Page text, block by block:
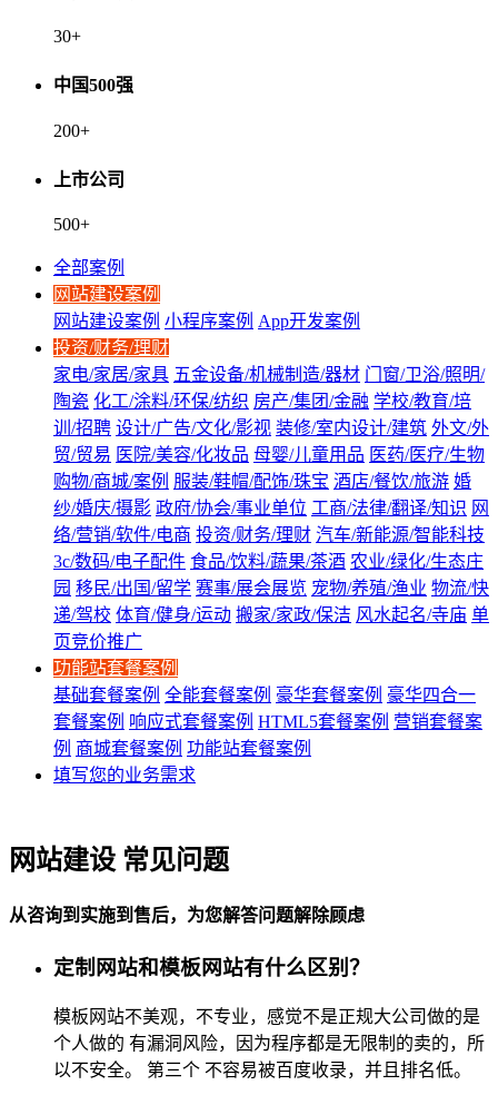
30+
中国500强
200+
上市公司
500+
全部案例
网站建设案例
网站建设案例 小程序案例 App开发案例
投资/财务/理财
家电/家居/家具 五金设备/机械制造/器材 门窗/卫浴/照明/
陶瓷 化工/涂料/环保/纺织 房产/集团/金融 学校/教育/培
训/招聘 设计/广告/文化/影视 装修/室内设计/建筑 外文/外
贸/贸易 医院/美容/化妆品 母婴/儿童用品 医药/医疗/生物
购物/商城/案例 服装/鞋帽/配饰/珠宝 酒店/餐饮/旅游 婚
纱/婚庆/摄影 政府/协会/事业单位 工商/法律/翻译/知识 网
络/营销/软件/电商 投资/财务/理财 汽车/新能源/智能科技
3c/数码/电子配件 食品/饮料/蔬果/茶酒 农业/绿化/生态庄
园 移民/出国/留学 赛事/展会展览 宠物/养殖/渔业 物流/快
递/驾校 体育/健身/运动 搬家/家政/保洁 风水起名/寺庙 单
页竞价推广
功能站套餐案例
基础套餐案例 全能套餐案例 豪华套餐案例 豪华四合一
套餐案例 响应式套餐案例 HTML5套餐案例 营销套餐案
例 商城套餐案例 功能站套餐案例
填写您的业务需求
网站建设 常见问题
从咨询到实施到售后，为您解答问题解除顾虑
定制网站和模板网站有什么区别？
模板网站不美观，不专业，感觉不是正规大公司做的是
个人做的 有漏洞风险，因为程序都是无限制的卖的，所
以不安全。 第三个 不容易被百度收录，并且排名低。